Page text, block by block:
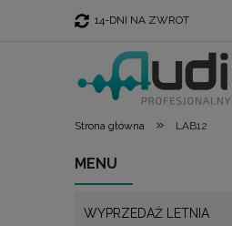
14-DNI NA ZWROT
Strona główna » LAB12
MENU
WYPRZEDAŻ LETNIA